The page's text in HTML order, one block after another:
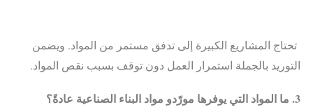
تحتاج المشاريع الكبيرة إلى تدفق مستمر من المواد. ويضمن
التوريد بالجملة استمرار العمل دون توقف بسبب نقص المواد.
3. ما المواد التي يوفرها مورّدو مواد البناء الصناعية عادةً؟